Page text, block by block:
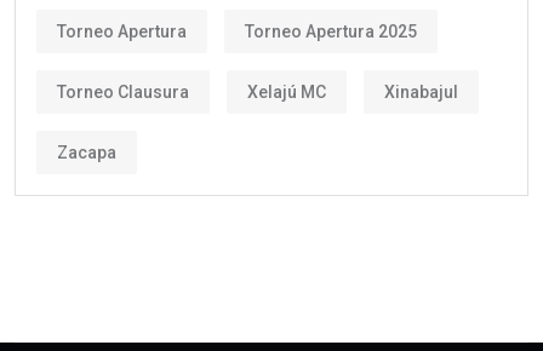
Torneo Apertura Torneo Apertura 2025
Torneo Clausura Xelajú MC Xinabajul
Zacapa